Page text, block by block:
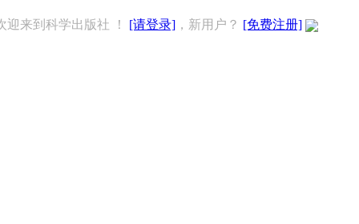
迎来到科学出版社 ！ [请登录] ，新用户？ [免费注册]